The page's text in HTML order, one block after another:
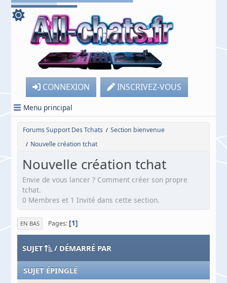
CONNEXION INSCRIVEZ-VOUS
Menu principal
Forums Support Des Tchats / Section bienvenue
/ Nouvelle création tchat
Nouvelle création tchat
Envie de vous lancer ? Comment créer son propre
tchat.
0 Membres et 1 Invité dans cette section.
EN BAS Pages 1
SUJET / DÉMARRÉ PAR
SUJET ÉPINGLÉ